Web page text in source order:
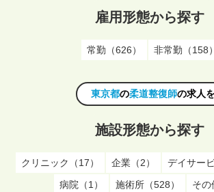
雇用形態から探す
常勤（626） 非常勤（158）
東京都の柔道整復師の求人
施設形態から探す
クリニック（17） 企業（2）
デイサー
病院（1）
施術所（528）
その